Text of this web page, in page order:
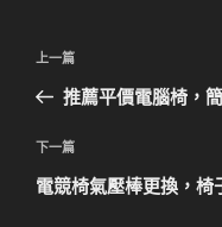
文
導
覽
上
一
文
章
上一篇
推薦平價電腦椅，
下
一
下一篇
電競椅氣壓棒更換，